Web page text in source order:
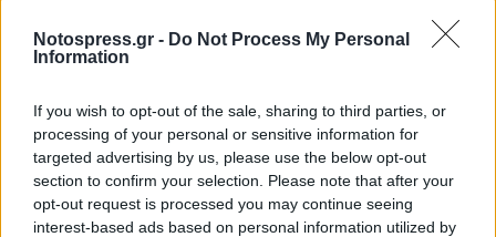
Notospress.gr - Do Not Process My Personal
Information
If you wish to opt-out of the sale, sharing to third parties, or
processing of your personal or sensitive information for
targeted advertising by us, please use the below opt-out
section to confirm your selection. Please note that after your
opt-out request is processed you may continue seeing
interest-based ads based on personal information utilized by
TAGS: ΚΙΑΤΟ